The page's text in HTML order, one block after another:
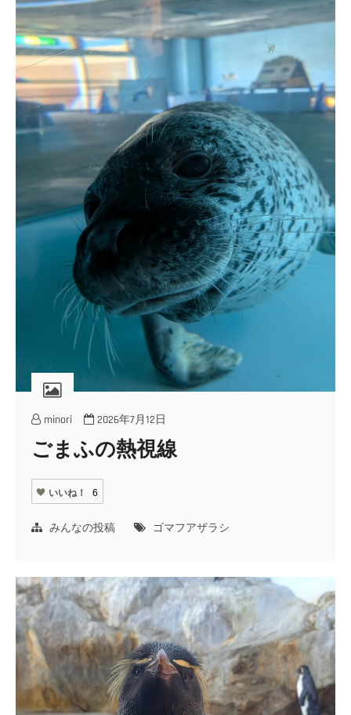
minori 2026年7月12日
ごまふの熱視線
いいね！ 6
みんなの投稿 ゴマフアザラシ